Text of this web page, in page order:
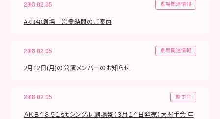
2018.02.05 劇場関連情報
AKB48劇場 営業時間のご案内
2018.02.05 劇場関連情報
2月12日(月)の公演メンバーのお知らせ
2018.02.05 握手会
ＡＫＢ４８ ５１ｓｔシングル 劇場盤（３月１４日発売）大握手会 申